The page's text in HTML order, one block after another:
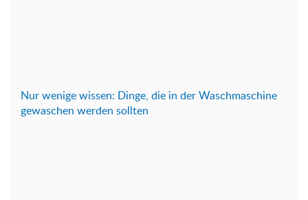
Nur wenige wissen: Dinge, die in der Waschmaschine
gewaschen werden sollten